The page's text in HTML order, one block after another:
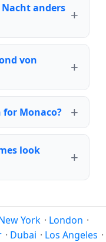
anders
von
Monaco?
look
York · London ·
· Dubai · Los Angeles ·